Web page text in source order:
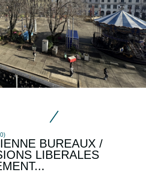
BUREAUX /
LIBERALES